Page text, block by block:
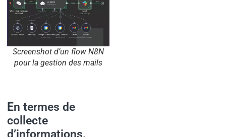
Screenshot d’un flow N8N
pour la gestion des mails
En termes de
collecte
d’informations,